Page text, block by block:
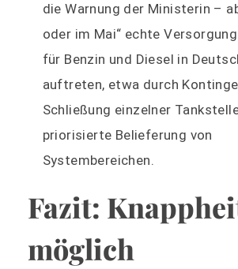
die Warnung der Ministerin –
oder im Mai“ echte
für Benzin und Diesel in
auftreten, etwa durch
Schließung einzelner
priorisierte Belieferung von
Systembereichen.
Fazit:
möglich